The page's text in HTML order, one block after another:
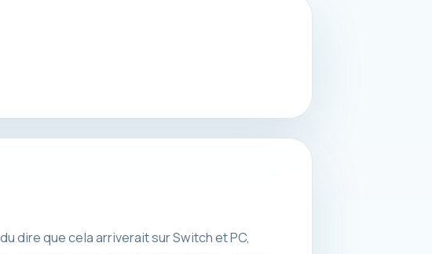
dire que cela arriverait sur Switch et PC,